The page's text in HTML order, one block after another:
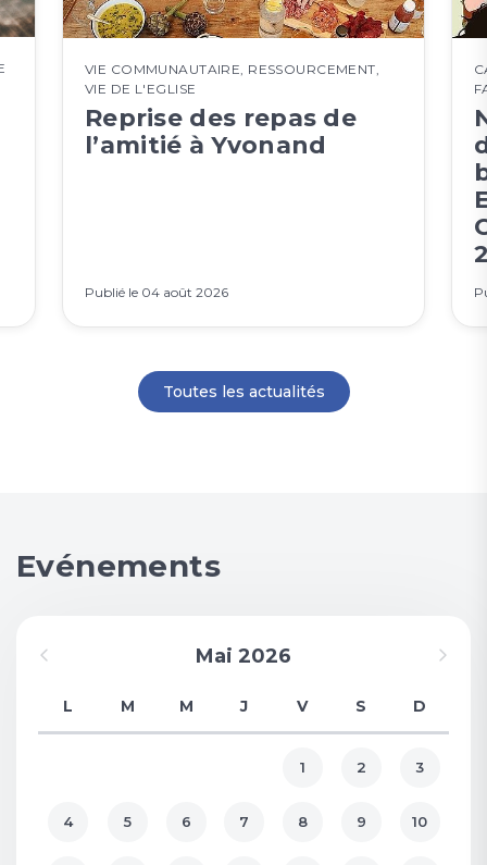
VIE COMMUNAUTAIRE RESSOURCEMENT
VIE DE L'EGLISE
Reprise des repas de
l’amitié à Yvonand
Publié le 04 août 2026
Toutes les actualités
Evénements
Mai 2026
L M M J V S D
1 2 3
4 5 6 7 8 9 10